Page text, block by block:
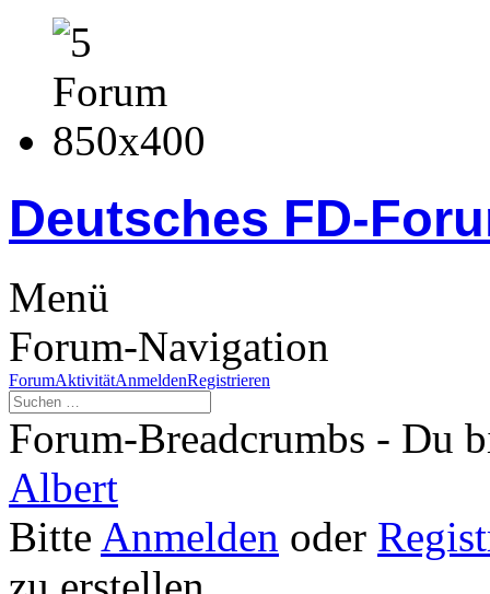
Deutsches FD-
Menü
Forum-Navigation
ForumAktivitätAnmeldenRegistrieren
Forum-Breadcrumbs - Du
Albert
Bitte Anmelden oder